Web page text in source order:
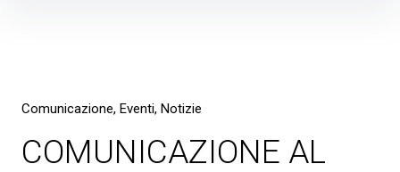
Comunicazione Eventi Notizie
COMUNICAZIONE AL